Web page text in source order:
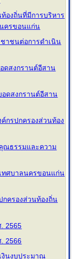
องถิ่นที่มีการบริหาร
ครขอนแก่น
ชาชนต่อการดำเนิน
ดสงกรานต์อีสาน
อดสงกรานต์อีสาน
กรปกครองส่วนท้อง
ณธรรมและความ
ทศบาลนครขอนแก่น
กครองส่วนท้องถิ่น
2565
2566
งินงบประมาณ